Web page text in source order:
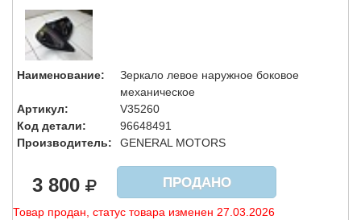
Наименование:
Зеркало левое наружное боковое
механическое
Артикул:
V35260
Код детали:
96648491
Производитель:
GENERAL MOTORS
3 800 ПРОДАНО
Товар продан, статус товара изменен 27.03.2026